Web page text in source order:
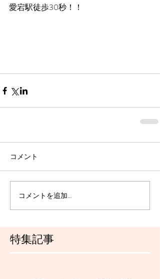
特集記事
愛宕駅徒歩30秒！！
コメント
コメントを追加…